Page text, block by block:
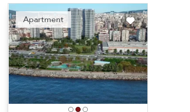
Apartment
Recommended